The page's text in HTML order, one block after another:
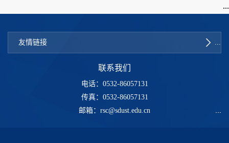
友情链接
联系我们
电话：0532-86057131
传真：0532-86057131
邮箱：rsc@sdust.edu.cn